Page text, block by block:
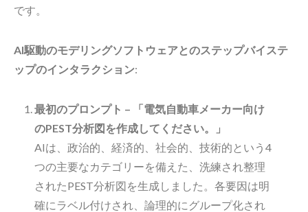
です。
AI駆動のモデリングソフトウェアとのステップバイステ
ップのインタラクション:
最初のプロンプト – 「電気自動車メーカー向け
のPEST分析図を作成してください。」
AIは、政治的、経済的、社会的、技術的という4
つの主要なカテゴリーを備えた、洗練され整理
されたPEST分析図を生成しました。各要因は明
確にラベル付けされ、論理的にグループ化され